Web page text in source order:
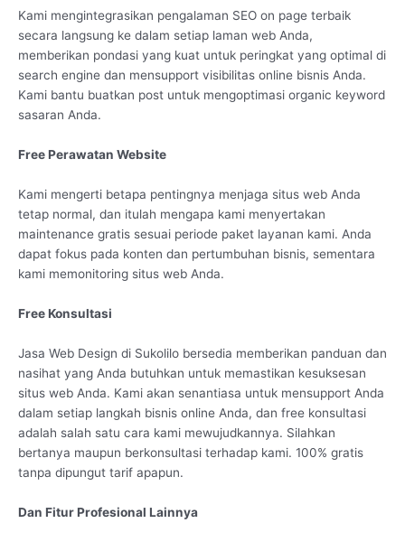
Kami mengintegrasikan pengalaman SEO on page terbaik
secara langsung ke dalam setiap laman web Anda,
memberikan pondasi yang kuat untuk peringkat yang optimal di
search engine dan mensupport visibilitas online bisnis Anda.
Kami bantu buatkan post untuk mengoptimasi organic keyword
sasaran Anda.
Free Perawatan Website
Kami mengerti betapa pentingnya menjaga situs web Anda
tetap normal, dan itulah mengapa kami menyertakan
maintenance gratis sesuai periode paket layanan kami. Anda
dapat fokus pada konten dan pertumbuhan bisnis, sementara
kami memonitoring situs web Anda.
Free Konsultasi
Jasa Web Design di Sukolilo bersedia memberikan panduan dan
nasihat yang Anda butuhkan untuk memastikan kesuksesan
situs web Anda. Kami akan senantiasa untuk mensupport Anda
dalam setiap langkah bisnis online Anda, dan free konsultasi
adalah salah satu cara kami mewujudkannya. Silahkan
bertanya maupun berkonsultasi terhadap kami. 100% gratis
tanpa dipungut tarif apapun.
Dan Fitur Profesional Lainnya